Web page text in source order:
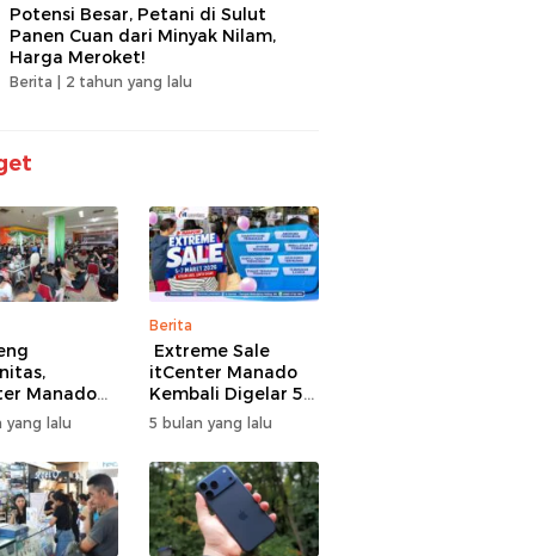
Potensi Besar, Petani di Sulut
Panen Cuan dari Minyak Nilam,
Harga Meroket!
Berita | 2 tahun yang lalu
Manado
Gelar
Offline
60 Tim
yang lalu
Berita
Extreme Sale
itCenter Manado
Kembali Digelar 5–
7 Maret 2026,
iPhone 17 Pro Max
Diskon hingga
Rp1,75 Juta
5 bulan yang lalu